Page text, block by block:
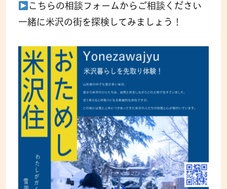
こちらの相談フォームからご相談ください
一緒に米沢の街を探検してみましょう！